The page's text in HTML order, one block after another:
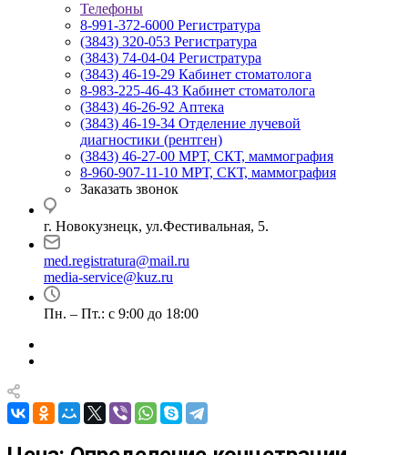
Телефоны
8-991-372-6000 Регистратура
(3843) 320-053 Регистратура
(3843) 74-04-04 Регистратура
(3843) 46-19-29 Кабинет стоматолога
8-983-225-46-43 Кабинет стоматолога
(3843) 46-26-92 Аптека
(3843) 46-19-34 Отделение лучевой
диагностики (рентген)
(3843) 46-27-00 МРТ, СКТ, маммография
8-960-907-11-10 МРТ, СКТ, маммография
Заказать звонок
г. Новокузнецк, ул.Фестивальная, 5.
med.registratura@mail.ru
media-service@kuz.ru
Пн. – Пт.: с 9:00 до 18:00